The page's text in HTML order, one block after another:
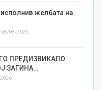
желбата на
08/08/2026
ПРЕДИЗВИКАЛО
ЗАГИНА…